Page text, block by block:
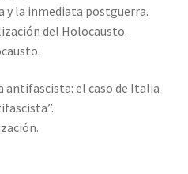
y la inmediata postguerra.
del Holocausto.
antifascista: el caso de Italia